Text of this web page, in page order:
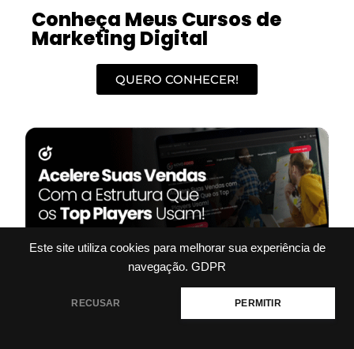
Este site utiliza cookies para melhorar sua experiência de
navegação. GDPR
RECUSAR PERMITIR
Conheça Meus Cursos de
Marketing Digital
QUERO CONHECER!